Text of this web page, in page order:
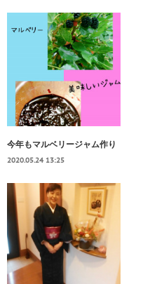
今年もマルベリージャム作り
2020.05.24 13:25